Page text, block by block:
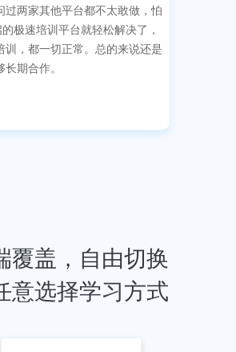
过两家其他平台都不太敢做，怕
极速培训平台就轻松解决了，
训，都一切正常。总的来说还是
期合作。
覆盖，自由切换
意选择学习方式